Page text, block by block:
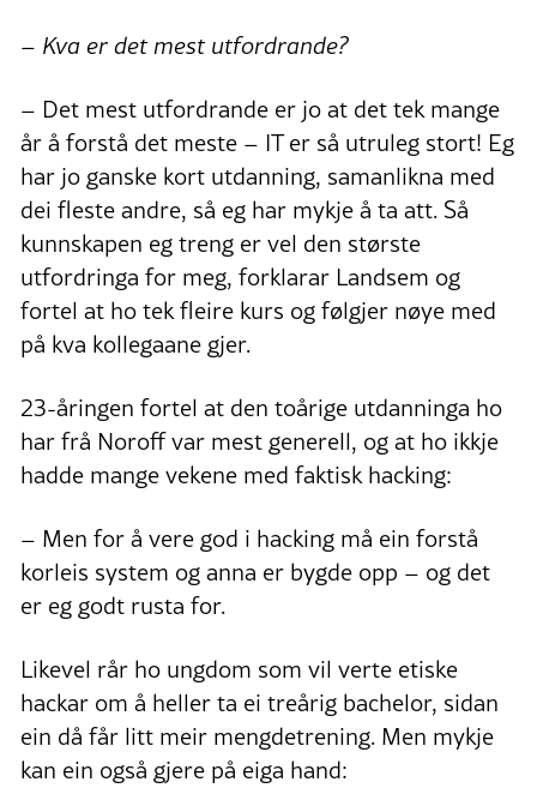
– Kva er det mest utfordrande?
– Det mest utfordrande er jo at det tek mange
år å forstå det meste – IT er så utruleg stort! Eg
har jo ganske kort utdanning, samanlikna med
dei fleste andre, så eg har mykje å ta att. Så
kunnskapen eg treng er vel den største
utfordringa for meg, forklarar Landsem og
fortel at ho tek fleire kurs og følgjer nøye med
på kva kollegaane gjer.
23-åringen fortel at den toårige utdanninga ho
har frå Noroff var mest generell, og at ho ikkje
hadde mange vekene med faktisk hacking:
– Men for å vere god i hacking må ein forstå
korleis system og anna er bygde opp – og det
er eg godt rusta for.
Likevel rår ho ungdom som vil verte etiske
hackar om å heller ta ei treårig bachelor, sidan
ein då får litt meir mengdetrening. Men mykje
kan ein også gjere på eiga hand: